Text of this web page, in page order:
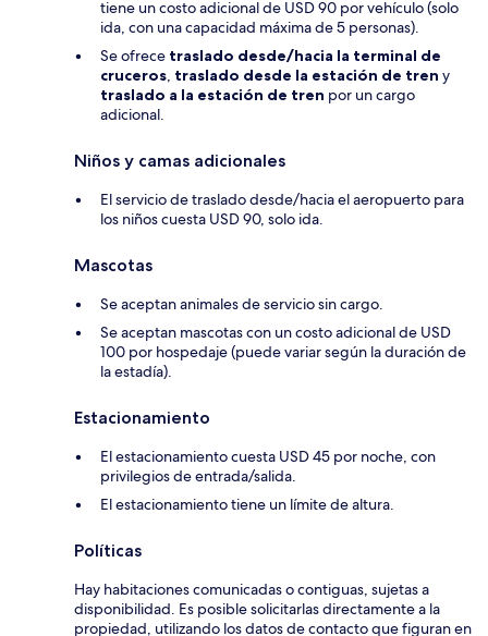
tiene un costo adicional de USD 90 por vehículo (solo
ida, con una capacidad máxima de 5 personas).
Se ofrece traslado desde/hacia la terminal de
cruceros, traslado desde la estación de tren y
traslado a la estación de tren por un cargo
adicional.
Niños y camas adicionales
El servicio de traslado desde/hacia el aeropuerto para
los niños cuesta USD 90, solo ida.
Mascotas
Se aceptan animales de servicio sin cargo.
Se aceptan mascotas con un costo adicional de USD
100 por hospedaje (puede variar según la duración de
la estadía).
Estacionamiento
El estacionamiento cuesta USD 45 por noche, con
privilegios de entrada/salida.
El estacionamiento tiene un límite de altura.
Políticas
Hay habitaciones comunicadas o contiguas, sujetas a
disponibilidad. Es posible solicitarlas directamente a la
propiedad, utilizando los datos de contacto que figuran en